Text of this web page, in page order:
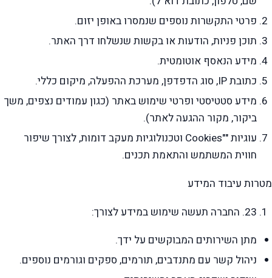
פרטי התקשרות נוספים שנמסרו באופן יזום.
תוכן פניות, הודעות או בקשות שנשלחו דרך האתר.
מידע הנאסף אוטומטית.
כתובת IP, סוג הדפדפן, מערכת ההפעלה, מיקום כללי.
מידע סטטיסטי ופרטי שימוש באתר (כגון עמודים נצפים, משך
ביקור, מקור ההגעה לאתר).
עוגיות ""Cookies וטכנולוגיות מעקב דומות, לצורך שיפור
חווית המשתמש והתאמת תכנים.
מטרות עיבוד המידע
23. החברה תעשה שימוש במידע לצורך:
מתן השירותים המבוקשים על ידך.
ניהול קשר עם מתנדבים, תורמים, ספקים וגורמים נוספים.